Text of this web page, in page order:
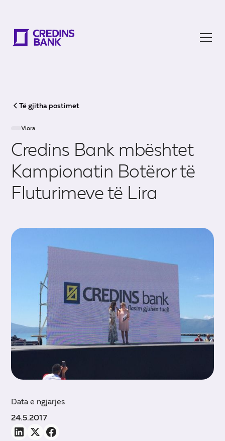
Të gjitha postimet
Vlora
Credins Bank mbështet
Kampionatin Botëror të
Fluturimeve të Lira
Data e ngjarjes
24.5.2017